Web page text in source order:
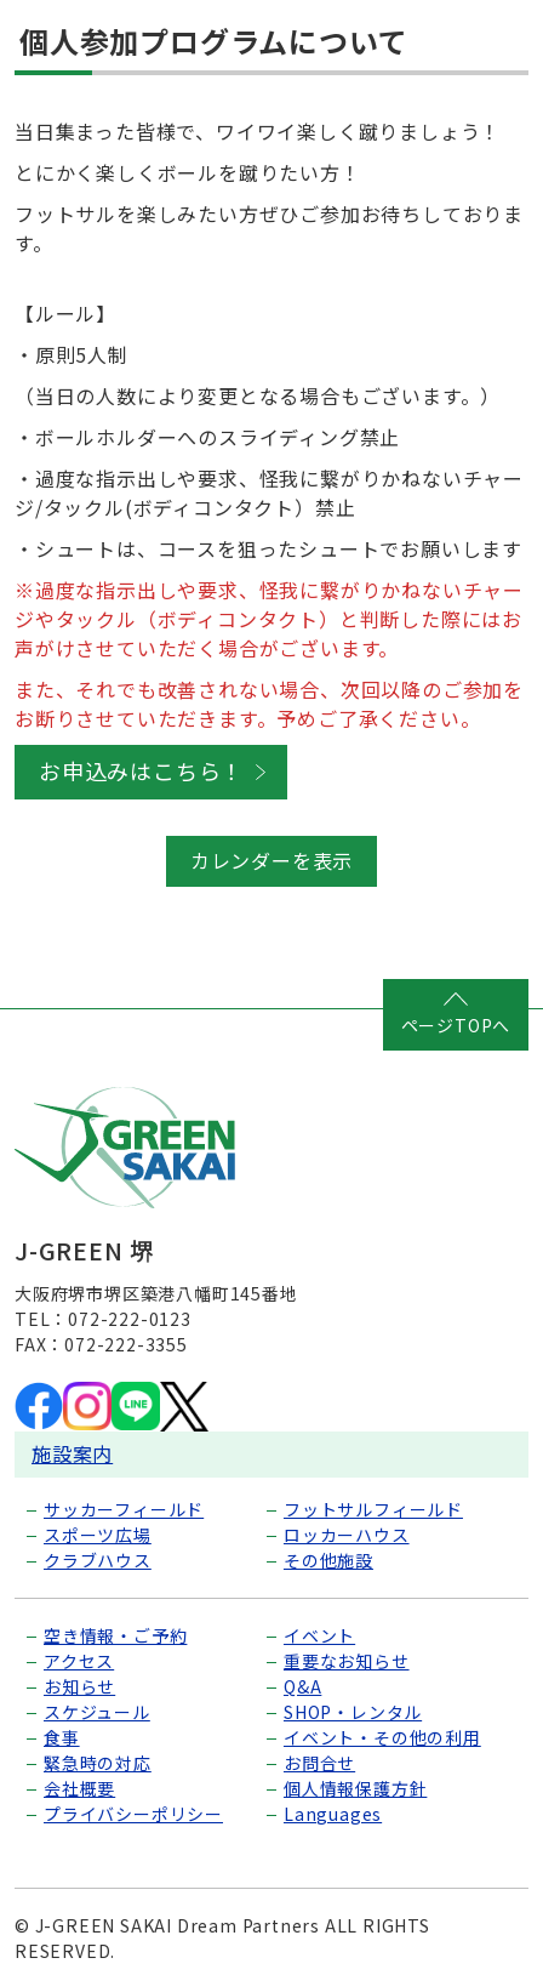
個人参加プログラムについて
当日集まった皆様で、ワイワイ楽しく蹴りましょう！
とにかく楽しくボールを蹴りたい方！
フットサルを楽しみたい方ぜひご参加お待ちしておりま
す。
【ルール】
・原則5人制
（当日の人数により変更となる場合もございます。）
・ボールホルダーへのスライディング禁止
・過度な指示出しや要求、怪我に繋がりかねないチャー
ジ/タックル(ボディコンタクト）禁止
・シュートは、コースを狙ったシュートでお願いします
※過度な指示出しや要求、怪我に繋がりかねないチャー
ジやタックル（ボディコンタクト）と判断した際にはお
声がけさせていただく場合がございます。
また、それでも改善されない場合、次回以降のご参加を
お断りさせていただきます。予めご了承ください。
お申込みはこちら！
カレンダーを表示
ページTOPへ
J-GREEN 堺
大阪府堺市堺区築港八幡町145番地
TEL：072-222-0123
FAX：072-222-3355
施設案内
サッカーフィールド
フットサルフィールド
スポーツ広場
ロッカーハウス
クラブハウス
その他施設
空き情報・ご予約
イベント
アクセス
重要なお知らせ
お知らせ
Q&A
スケジュール
SHOP・レンタル
食事
イベント・その他の利用
緊急時の対応
お問合せ
会社概要
個人情報保護方針
プライバシーポリシー
Languages
© J-GREEN SAKAI Dream Partners ALL RIGHTS
RESERVED.